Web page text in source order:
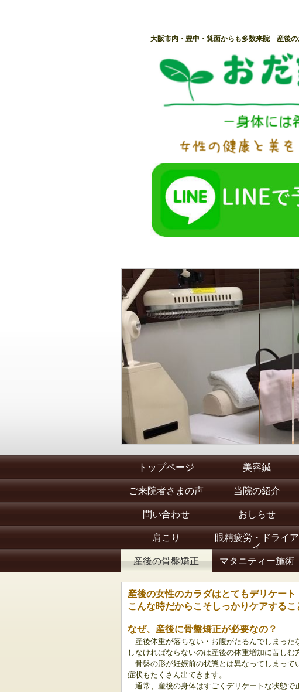
大阪市内・豊中・箕面からも多数来院 産後
トップページ 美容鍼
ご来院者さまの声 当院の紹介
問い合わせ おしらせ
肩こり
眼精疲労・ドライア
イ
産後の骨盤矯正 マタニティー施術
産後の女性のカラダはとてもデリケート
こんな時だからこそしっかりケアするこ
なぜ、産後に骨盤矯正が必要なの？
産後体重が落ちない・お腹がたるんでしまっ
しなければならないのは産後の体重増加に苦しむ
骨盤の形が妊娠前の状態とは異なってしまって
症状もたくさん出てきます。
通常、産後の身体はすごくデリケートな状態